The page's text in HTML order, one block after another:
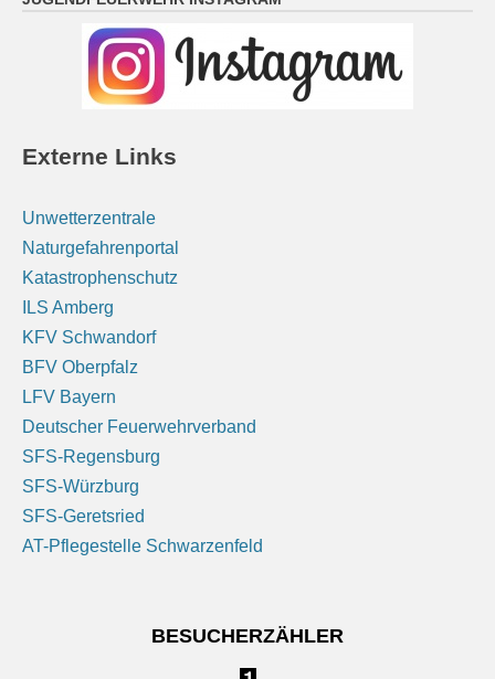
kräftige Schauer und Gewitter. Nachts am östlichen
Alpenrand noch Regen oder Gewitter, später
Auflockerungen. Tiefstwerte 14 bis 17 Grad.
Das Regionalwetter für Oberbayern: Vereinzelt, an
Nachts am östlichen Alpenrand noch Regen oder
Gewitter, später Auflockerungen. Tiefstwerte 14 bis 17
Grad.[...]
Unterfranken: Überwiegend sonnig. Nachts klar,
Abkühlung auf 14 bis 9 Grad.
7 August 2026
Das Regionalwetter für Unterfranken: Überwiegend
sonnig. Nachts klar, Abkühlung auf 14 bis 9 Grad.
Mittelfranken: Sonne und Wolken. Nachts meist klar,
Das Regionalwetter für Mittelfranken: Sonne und
Wolken. Nachts meist klar, Abkühlung auf 14 bis 11
Externe Links
Unwetterzentrale
Naturgefahrenportal
Katastrophenschutz
ILS Amberg
KFV Schwandorf
BFV Oberpfalz
LFV Bayern
Deutscher Feuerwehrverband
SFS-Regensburg
SFS-Würzburg
SFS-Geretsried
AT-Pflegestelle Schwarzenfeld
BESUCHERZÄHLER